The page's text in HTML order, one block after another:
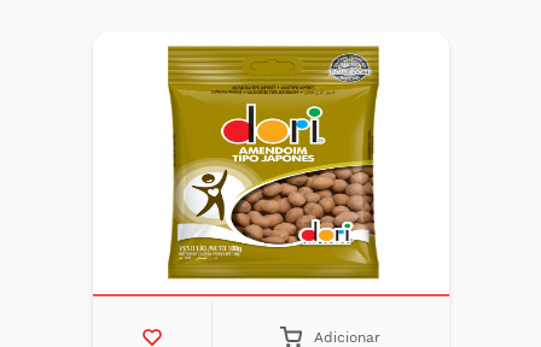
Adicionar